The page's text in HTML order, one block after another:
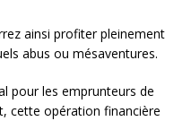
ainsi profiter pleinement
abus ou mésaventures.
pour les emprunteurs de
cette opération financière